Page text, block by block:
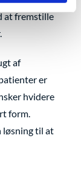
at fremstille
af
er
hvidere
form.
løsning til at